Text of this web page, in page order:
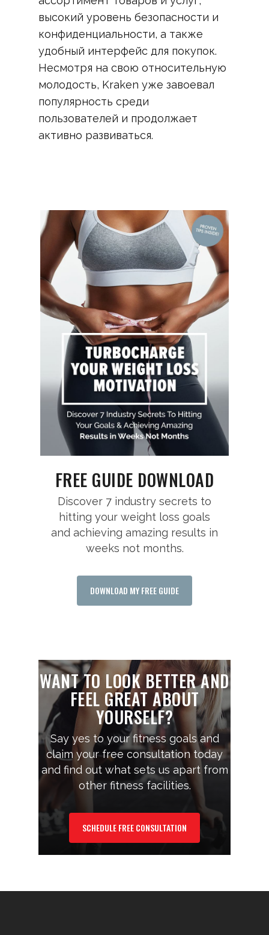
высокий уровень безопасности и
конфиденциальности, а также
удобный интерфейс для покупок.
Несмотря на свою относительную
молодость, Kraken уже завоевал
популярность среди
пользователей и продолжает
активно развиваться.
FREE GUIDE DOWNLOAD
Discover 7 industry secrets to
hitting your weight loss goals
and achieving amazing results in
weeks not months.
DOWNLOAD MY FREE GUIDE
WANT TO LOOK BETTER AND
FEEL GREAT ABOUT
YOURSELF?
Say yes to your fitness goals and
claim your free consultation today
and find out what sets us apart from
other fitness facilities.
SCHEDULE FREE CONSULTATION